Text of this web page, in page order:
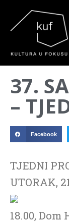
37.
–
Facebook
TJEDNI
UTORAK,
18.00,
▼